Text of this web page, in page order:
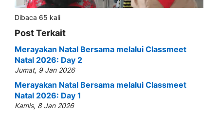
Dibaca 65 kali
Post Terkait
Merayakan Natal Bersama melalui Classmeet
Natal 2026: Day 2
Jumat, 9 Jan 2026
Merayakan Natal Bersama melalui Classmeet
Natal 2026: Day 1
Kamis, 8 Jan 2026